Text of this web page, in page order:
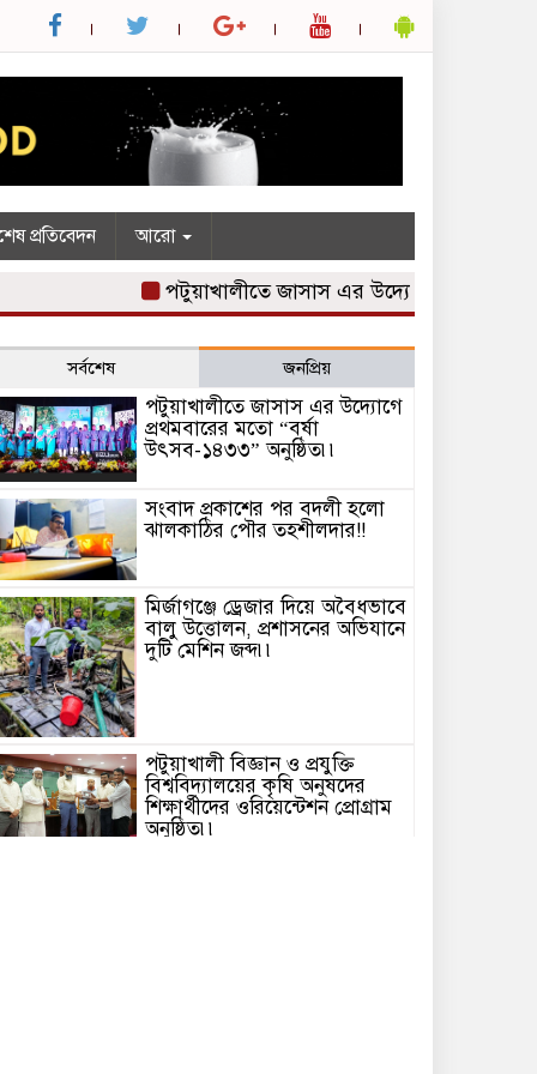
প্রতিবেদন আরো
পটুয়াখালীতে জাসাস এর উদ্যোগে প্রথমবারের
সর্বশেষ জনপ্রিয়
পটুয়াখালীতে জাসাস এর উদ্যোগে
প্রথমবারের মতো “বর্ষা
উৎসব-১৪৩৩” অনুষ্ঠিত৷৷
সংবাদ প্রকাশের পর বদলী হলো
ঝালকাঠির পৌর তহশীলদার!!
মির্জাগঞ্জে ড্রেজার দিয়ে অবৈধভাবে
বালু উত্তোলন, প্রশাসনের অভিযানে
দুটি মেশিন জব্দ৷৷
পটুয়াখালী বিজ্ঞান ও প্রযুক্তি
বিশ্ববিদ্যালয়ের কৃষি অনুষদের
শিক্ষার্থীদের ওরিয়েন্টেশন প্রোগ্রাম
অনুষ্ঠিত৷৷